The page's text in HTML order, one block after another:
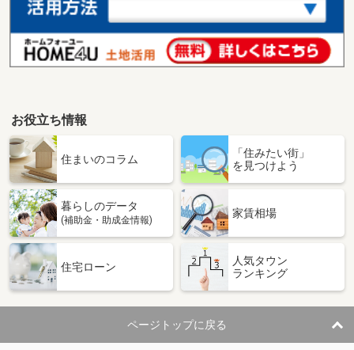
お役立ち情報
住まいのコラム
「住みたい街」
を見つけよう
暮らしのデータ
(補助金・助成金情報)
家賃相場
住宅ローン
人気タウン
ランキング
ページトップに戻る